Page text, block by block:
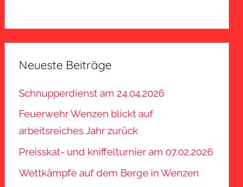
Neueste Beiträge
Schnupperdienst am 24.04.2026
Feuerwehr Wenzen blickt auf
arbeitsreiches Jahr zurück
Preisskat- und kniffelturnier am 07.02.2026
Wettkämpfe auf dem Berge in Wenzen